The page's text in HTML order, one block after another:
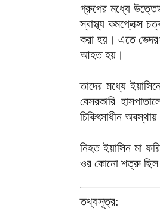
গ্রুপের মধ্যে
স্বাস্থ্য কমপ্লেক্স
করা হয়। এতে
আহত হয়।
তাদের মধ্যে
বেসরকারি
চিকিৎসাধীন অবস্থায়
নিহত ইয়াসিন মা
ওর কোনো শত্রু ছিল
তথ্যসূত্র: